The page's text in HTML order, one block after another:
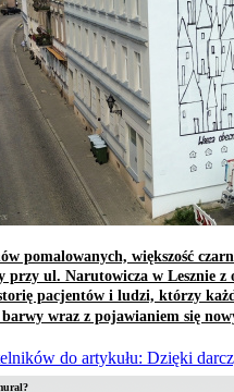
pomalowanych, większość
przy ul. Narutowicza w Lesznie
pacjentów i ludzi, którzy
wraz z pojawianiem się